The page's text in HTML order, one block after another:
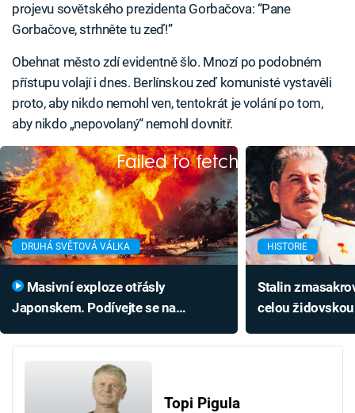
projevu sovětského prezidenta Gorbačova: “Pane
Gorbačove, strhněte tu zeď!”
Obehnat město zdí evidentně šlo. Mnozí po podobném
přístupu volají i dnes. Berlínskou zeď komunisté vystavěli
proto, aby nikdo nemohl ven, tentokrát je volání po tom,
aby nikdo „nepovolaný“ nemohl dovnitř.
Failed to fetch
DRUHÁ SVĚTOVÁ VÁLKA
Japonskem. Podívejte se na
HISTORIE
Stalin
celou
Topi Pigula